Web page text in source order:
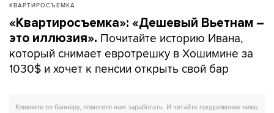
КВАРТИРОСЪЕМКА
«Квартиросъемка»: «Дешевый Вьетнам –
это иллюзия». Почитайте историю Ивана,
который снимает евротрешку в Хошимине за
1030$ и хочет к пенсии открыть свой бар